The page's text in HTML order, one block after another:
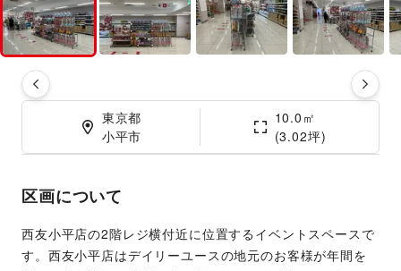
東京都
小平市
10.0㎡
(3.02坪)
区画について
西友小平店の2階レジ横付近に位置するイベントスペースで
す。西友小平店はデイリーユースの地元のお客様が年間を